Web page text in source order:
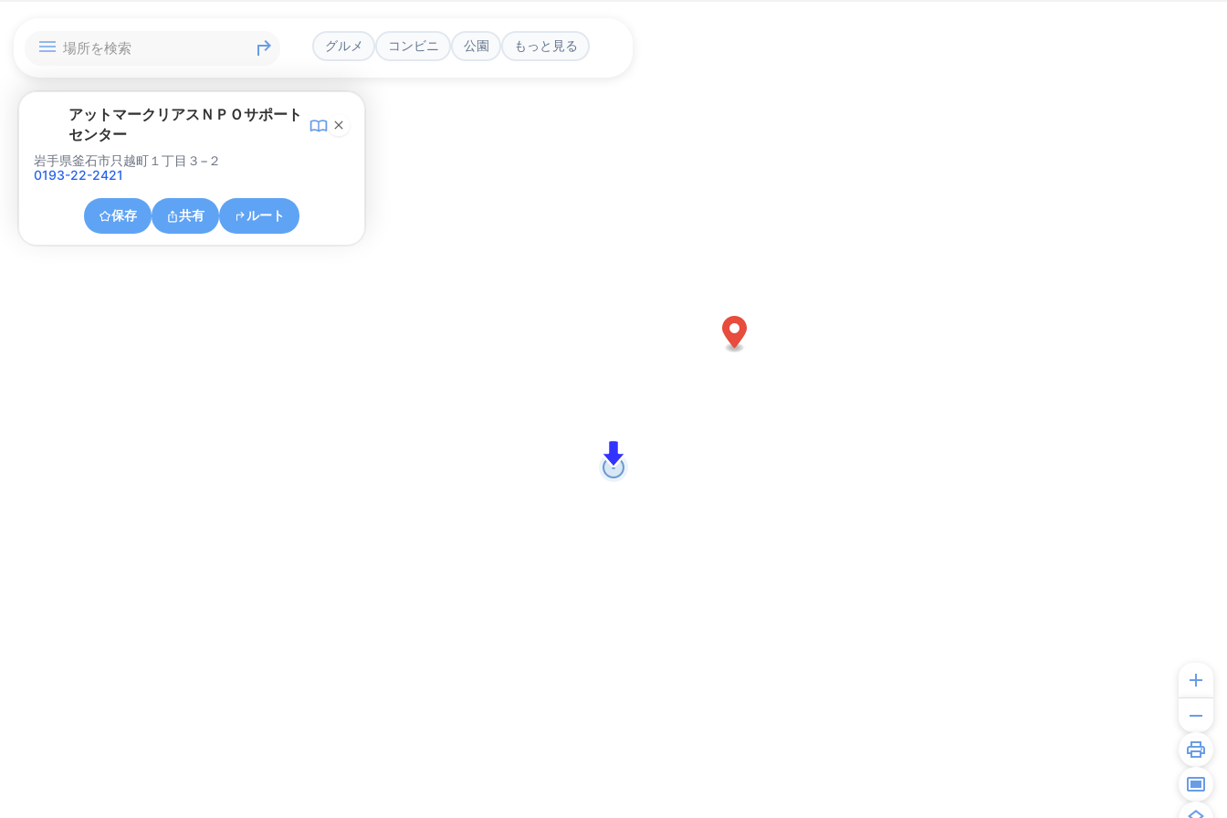
グルメ コンビニ 公園 もっと見る
アットマークリアスＮＰＯサポート
センター
岩手県釜石市只越町１丁目３−２
0193-22-2421
保存 共有 ルート